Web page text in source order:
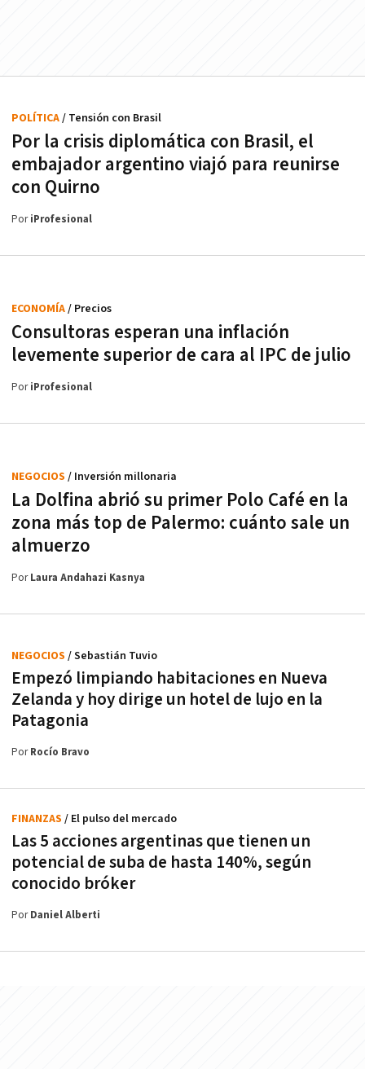
Por la crisis diplomática con Brasil, el
embajador argentino viajó para reunirse
con Quirno
POLÍTICA/ Tensión con Brasil
PoriProfesional
Consultoras esperan una inflación
levemente superior de cara al IPC de julio
ECONOMÍA/ Precios
PoriProfesional
La Dolfina abrió su primer Polo Café en la
zona más top de Palermo: cuánto sale un
almuerzo
NEGOCIOS / Inversión millonaria
PorLaura Andahazi Kasnya
Empezó limpiando habitaciones en Nueva
Zelanda y hoy dirige un hotel de lujo en la
Patagonia
NEGOCIOS / Sebastián Tuvio
PorRocío Bravo
Las 5 acciones argentinas que tienen un
potencial de suba de hasta 140%, según
conocido bróker
FINANZAS / El pulso del mercado
PorDaniel Alberti